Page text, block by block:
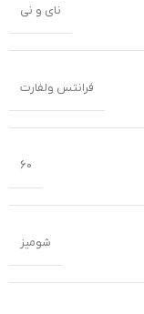
نای و نی
فرانتس ولفارت
60
شومیز